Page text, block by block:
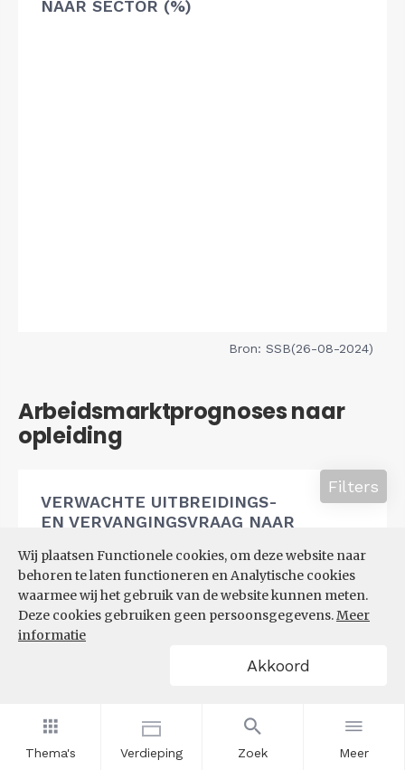
Thema's Verdieping Zoek Meer
Wij plaatsen Functionele cookies, om deze website naar
behoren te laten functioneren en Analytische cookies
waarmee wij het gebruik van de website kunnen meten.
Deze cookies gebruiken geen persoonsgegevens.Meer
informatie
Akkoord
NAAR SECTOR (%)
Bron: SSB(26-08-2024)
Arbeidsmarktprognoses naar
opleiding
VERWACHTE UITBREIDINGS-
EN VERVANGINGSVRAAG NAAR
Filters